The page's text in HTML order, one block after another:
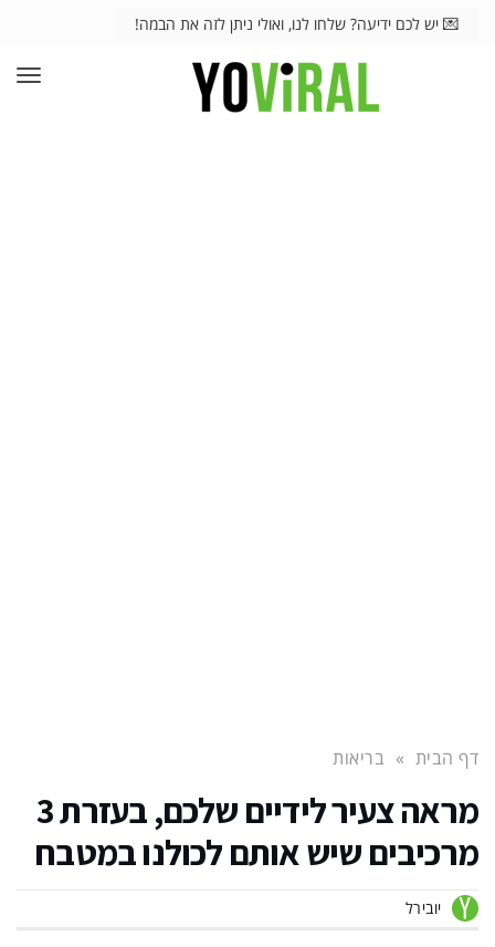
💌 יש לכם ידיעה? שלחו לנו, ואולי ניתן לזה את הבמה!
דף הבית » בריאות
מראה צעיר לידיים שלכם, בעזרת 3
מרכיבים שיש אותם לכולנו במטבח
יובירל